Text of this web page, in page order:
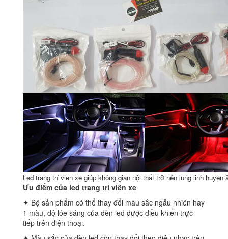
Led trang trí viền xe giúp không gian nội thất trở nên lung linh huyền
Ưu điểm của led trang trí viền xe
✦ Bộ sản phẩm có thể thay đổi màu sắc ngẫu nhiên hay
1 màu, độ lóe sáng của đèn led được điều khiển trực
tiếp trên điện thoại.